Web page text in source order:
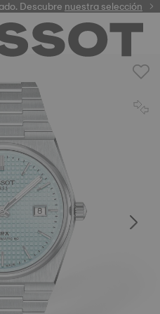
Descubrenuestra selección
garantía digital